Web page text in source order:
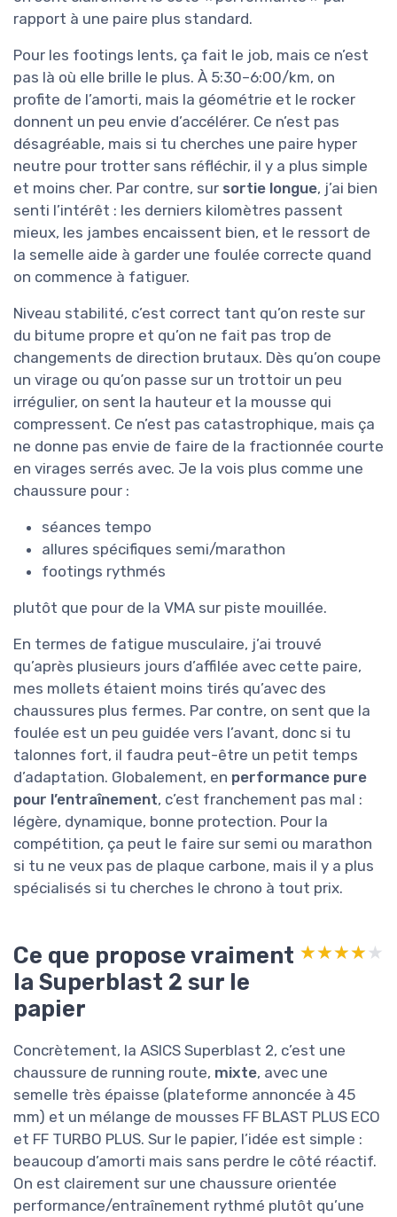
rapport à une paire plus standard.
Pour les footings lents, ça fait le job, mais ce n’est
pas là où elle brille le plus. À 5:30–6:00/km, on
profite de l’amorti, mais la géométrie et le rocker
donnent un peu envie d’accélérer. Ce n’est pas
désagréable, mais si tu cherches une paire hyper
neutre pour trotter sans réfléchir, il y a plus simple
et moins cher. Par contre, sur sortie longue, j’ai bien
senti l’intérêt : les derniers kilomètres passent
mieux, les jambes encaissent bien, et le ressort de
la semelle aide à garder une foulée correcte quand
on commence à fatiguer.
Niveau stabilité, c’est correct tant qu’on reste sur
du bitume propre et qu’on ne fait pas trop de
changements de direction brutaux. Dès qu’on coupe
un virage ou qu’on passe sur un trottoir un peu
irrégulier, on sent la hauteur et la mousse qui
compressent. Ce n’est pas catastrophique, mais ça
ne donne pas envie de faire de la fractionnée courte
en virages serrés avec. Je la vois plus comme une
chaussure pour :
séances tempo
allures spécifiques semi/marathon
footings rythmés
plutôt que pour de la VMA sur piste mouillée.
En termes de fatigue musculaire, j’ai trouvé
qu’après plusieurs jours d’affilée avec cette paire,
mes mollets étaient moins tirés qu’avec des
chaussures plus fermes. Par contre, on sent que la
foulée est un peu guidée vers l’avant, donc si tu
talonnes fort, il faudra peut-être un petit temps
d’adaptation. Globalement, en performance pure
pour l’entraînement, c’est franchement pas mal :
légère, dynamique, bonne protection. Pour la
compétition, ça peut le faire sur semi ou marathon
si tu ne veux pas de plaque carbone, mais il y a plus
spécialisés si tu cherches le chrono à tout prix.
Ce que propose vraiment
la Superblast 2 sur le
papier
★★★★★
★★★★★
Concrètement, la ASICS Superblast 2, c’est une
chaussure de running route, mixte, avec une
semelle très épaisse (plateforme annoncée à 45
mm) et un mélange de mousses FF BLAST PLUS ECO
et FF TURBO PLUS. Sur le papier, l’idée est simple :
beaucoup d’amorti mais sans perdre le côté réactif.
On est clairement sur une chaussure orientée
performance/entraînement rythmé plutôt qu’une